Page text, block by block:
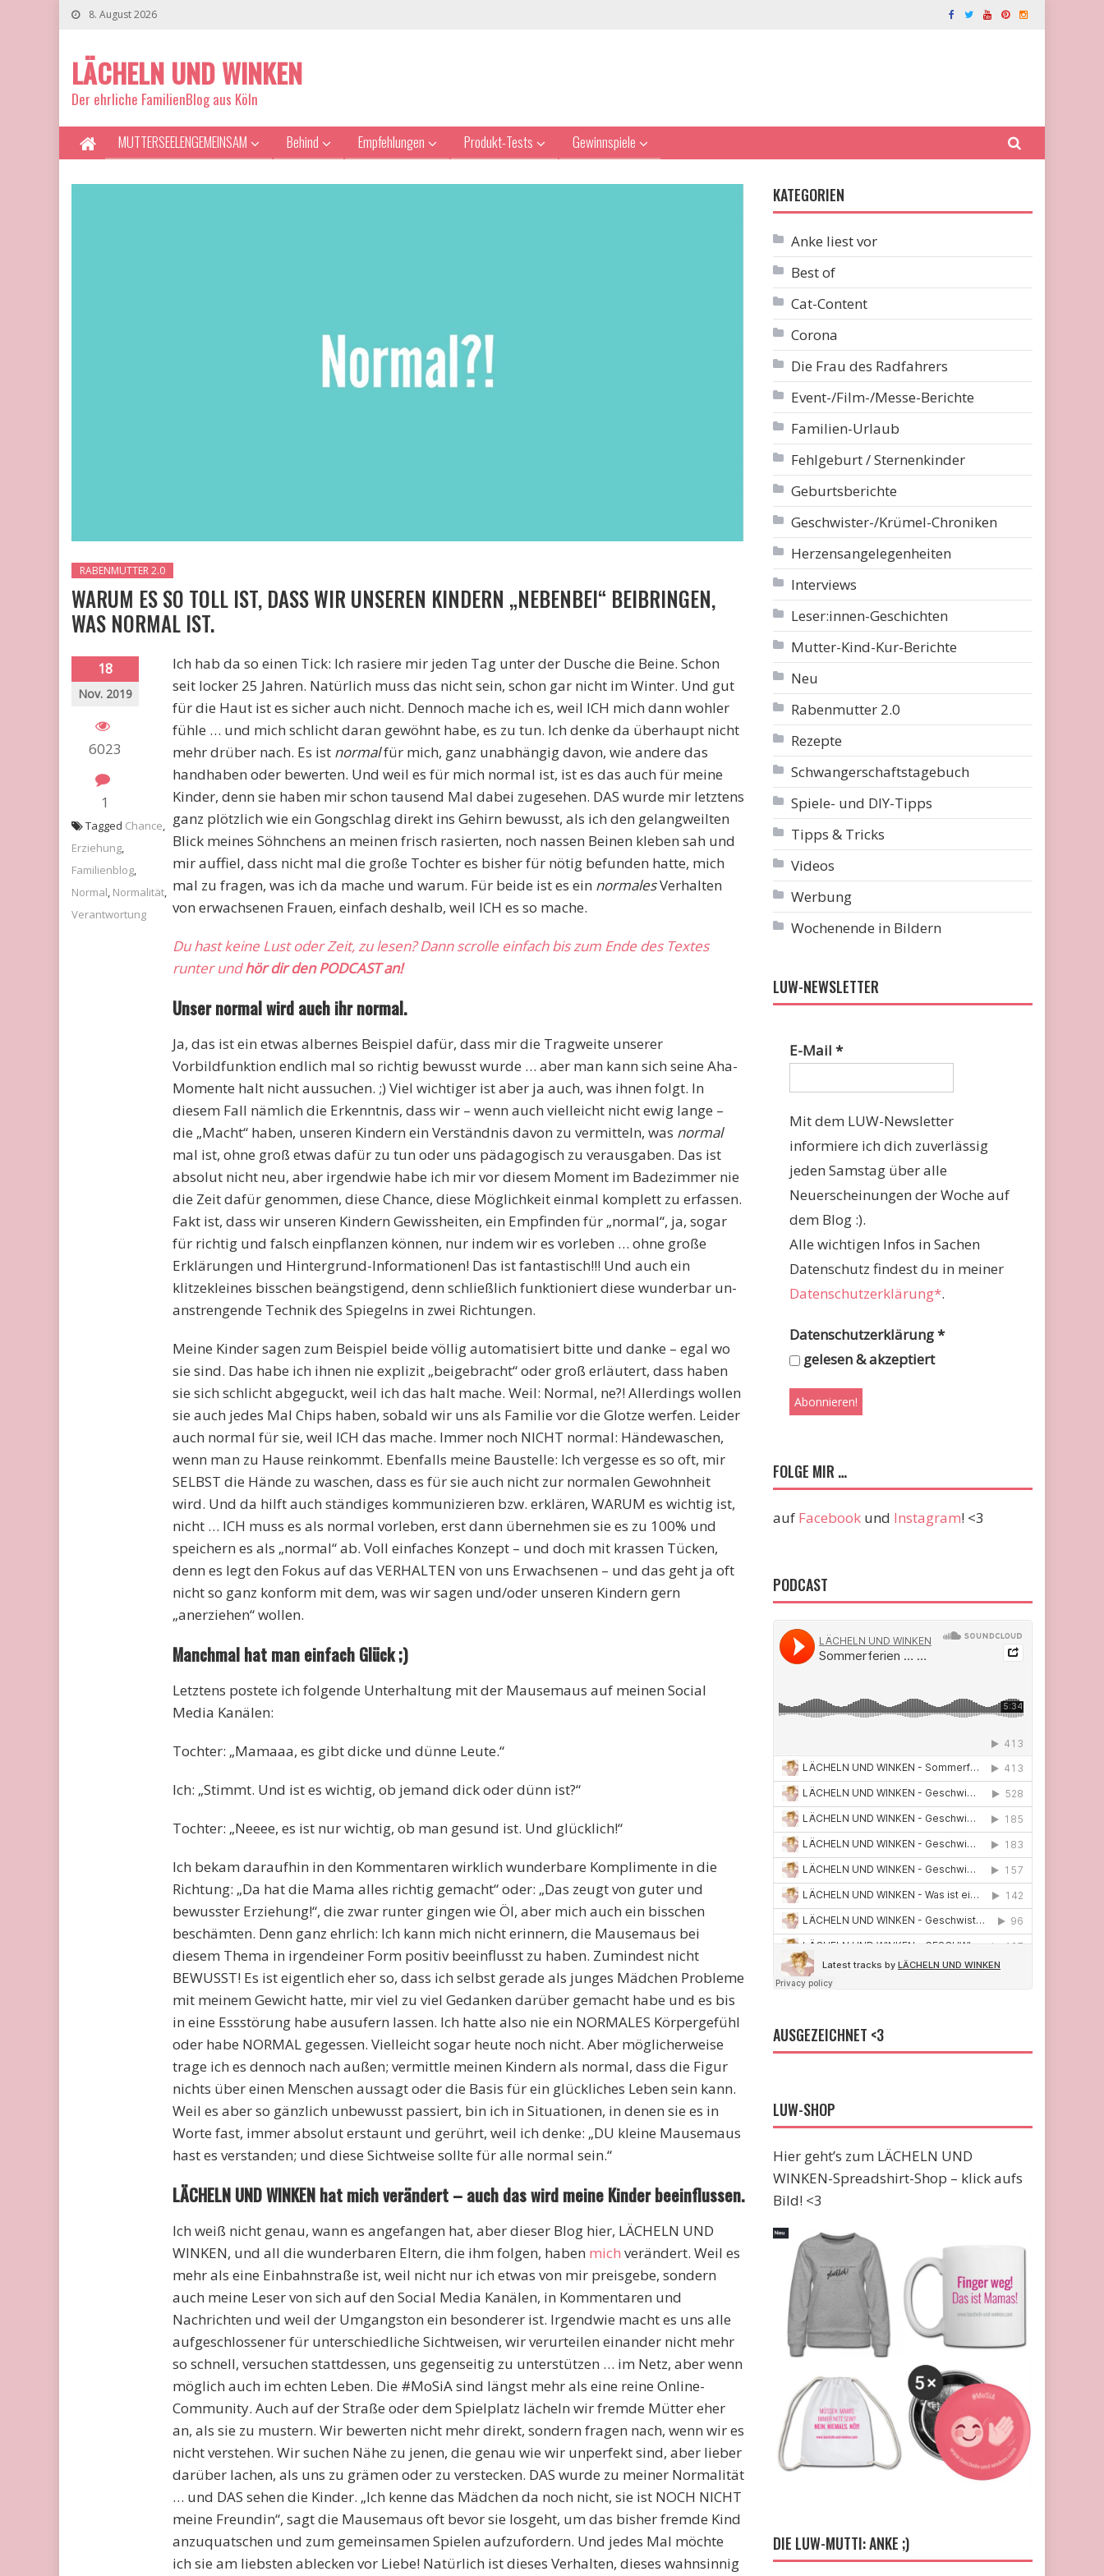
8. August 2026
LÄCHELN UND WINKEN
Der ehrliche FamilienBlog aus Köln
MUTTERSEELENGEMEINSAM Behind Empfehlungen Produkt-Tests Gewinnspiele
RABENMUTTER 2.0
WARUM ES SO TOLL IST, DASS WIR UNSEREN KINDERN „NEBENBEI“ BEIBRINGEN,
WAS NORMAL IST.
18
Nov. 2019
6023
1
Ich hab da so einen Tick: Ich rasiere mir jeden Tag unter der Dusche die Beine. Schon
seit locker 25 Jahren. Natürlich muss das nicht sein, schon gar nicht im Winter. Und gut
für die Haut ist es sicher auch nicht. Dennoch mache ich es, weil ICH mich dann wohler
fühle … und mich schlicht daran gewöhnt habe, es zu tun. Ich denke da überhaupt nicht
mehr drüber nach. Es ist normalfür mich, ganz unabhängig davon, wie andere das
handhaben oder bewerten. Und weil es für mich normal ist, ist es das auch für meine
Kinder, denn sie haben mir schon tausend Mal dabei zugesehen. DAS wurde mir letztens
ganz plötzlich wie ein Gongschlag direkt ins Gehirn bewusst, als ich den gelangweilten
Blick meines Söhnchens an meinen frisch rasierten, noch nassen Beinen kleben sah und
mir auffiel, dass nicht mal die große Tochter es bisher für nötig befunden hatte, mich
mal zu fragen, was ich da mache und warum. Für beide ist es ein normalesVerhalten
von erwachsenen Frauen,einfach deshalb, weil ICH es so mache.
Du hast keine Lust oder Zeit, zu lesen? Dann scrolle einfach bis zum Ende des Textes
runter undhör dir den PODCAST an!
Unser normal wird auch ihr normal.
Ja, das ist ein etwas albernes Beispiel dafür, dass mir die Tragweite unserer
Vorbildfunktion endlich mal so richtig bewusst wurde … aber man kann sich seine Aha-
Momente halt nicht aussuchen. ;) Viel wichtiger ist aber ja auch, was ihnen folgt. In
diesem Fall nämlich die Erkenntnis, dass wir – wenn auch vielleicht nicht ewig lange –
die „Macht“ haben, unseren Kindern ein Verständnis davon zu vermitteln, was normal
mal ist, ohne groß etwas dafür zu tun oder uns pädagogisch zu verausgaben. Das ist
absolut nicht neu, aber irgendwie habe ich mir vor diesem Moment im Badezimmer nie
die Zeit dafür genommen, diese Chance, diese Möglichkeit einmal komplett zu erfassen.
Fakt ist, dass wir unseren Kindern Gewissheiten, ein Empfinden für „normal“, ja, sogar
für richtig und falsch einpflanzen können, nur indem wir es vorleben … ohne große
Erklärungen und Hintergrund-Informationen! Das ist fantastisch!!! Und auch ein
klitzekleines bisschen beängstigend, denn schließlich funktioniert diese wunderbar un-
anstrengende Technik des Spiegelns in zwei Richtungen.
Meine Kinder sagen zum Beispiel beide völlig automatisiert bitte und danke – egal wo
sie sind. Das habe ich ihnen nie explizit „beigebracht“ oder groß erläutert, dass haben
sie sich schlicht abgeguckt, weil ich das halt mache. Weil: Normal, ne?! Allerdings wollen
sie auch jedes Mal Chips haben, sobald wir uns als Familie vor die Glotze werfen. Leider
auch normal für sie, weil ICH das mache. Immer noch NICHT normal: Händewaschen,
wenn man zu Hause reinkommt. Ebenfalls meine Baustelle: Ich vergesse es so oft, mir
SELBST die Hände zu waschen, dass es für sie auch nicht zur normalen Gewohnheit
wird. Und da hilft auch ständiges kommunizieren bzw. erklären, WARUM es wichtig ist,
nicht … ICH muss es als normal vorleben, erst dann übernehmen sie es zu 100% und
speichern es als „normal“ ab. Voll einfaches Konzept – und doch mit krassen Tücken,
denn es legt den Fokus auf das VERHALTEN von uns Erwachsenen – und das geht ja oft
nicht so ganz konform mit dem, was wir sagen und/oder unseren Kindern gern
„anerziehen“ wollen.
Manchmal hat man einfach Glück ;)
Letztens postete ich folgende Unterhaltung mit der Mausemaus auf meinen Social
Media Kanälen:
Tochter: „Mamaaa, es gibt dicke und dünne Leute.“
Ich: „Stimmt. Und ist es wichtig, ob jemand dick oder dünn ist?“
Tochter: „Neeee, es ist nur wichtig, ob man gesund ist. Und glücklich!“
Ich bekam daraufhin in den Kommentaren wirklich wunderbare Komplimente in die
Richtung: „Da hat die Mama alles richtig gemacht“ oder: „Das zeugt von guter und
bewusster Erziehung!“, die zwar runter gingen wie Öl, aber mich auch ein bisschen
beschämten. Denn ganz ehrlich: Ich kann mich nicht erinnern, die Mausemaus bei
diesem Thema in irgendeiner Form positiv beeinflusst zu haben. Zumindest nicht
BEWUSST! Es ist eigentlich eher so, dass ich selbst gerade als junges Mädchen Probleme
mit meinem Gewicht hatte, mir viel zu viel Gedanken darüber gemacht habe und es bis
in eine Essstörung habe ausufern lassen. Ich hatte also nie ein NORMALES Körpergefühl
oder habe NORMAL gegessen. Vielleicht sogar heute noch nicht. Aber möglicherweise
trage ich es dennoch nach außen; vermittle meinen Kindern als normal, dass die Figur
nichts über einen Menschen aussagt oder die Basis für ein glückliches Leben sein kann.
Weil es aber so gänzlich unbewusst passiert, bin ich in Situationen, in denen sie es in
Worte fast, immer absolut erstaunt und gerührt, weil ich denke: „DU kleine Mausemaus
hast es verstanden; und diese Sichtweise sollte für alle normal sein.“
LÄCHELN UND WINKEN hat mich verändert – auch das wird meine Kinder beeinflussen.
Ich weiß nicht genau, wann es angefangen hat, aber dieser Blog hier, LÄCHELN UND
WINKEN, und all die wunderbaren Eltern, die ihm folgen, haben mich verändert. Weil es
mehr als eine Einbahnstraße ist, weil nicht nur ich etwas von mir preisgebe, sondern
auch meine Leser von sich auf den Social Media Kanälen, in Kommentaren und
Nachrichten und weil der Umgangston ein besonderer ist. Irgendwie macht es uns alle
aufgeschlossener für unterschiedliche Sichtweisen, wir verurteilen einander nicht mehr
so schnell, versuchen stattdessen, uns gegenseitig zu unterstützen … im Netz, aber wenn
möglich auch im echten Leben. Die #MoSiA sind längst mehr als eine reine Online-
Community. Auch auf der Straße oder dem Spielplatz lächeln wir fremde Mütter eher
an, als sie zu mustern. Wir bewerten nicht mehr direkt, sondern fragen nach, wenn wir es
nicht verstehen. Wir suchen Nähe zu jenen, die genau wie wir unperfekt sind, aber lieber
darüber lachen, als uns zu grämen oder zu verstecken. DAS wurde zu meiner Normalität
… und DAS sehen die Kinder. „Ich kenne das Mädchen da noch nicht, sie ist NOCH NICHT
meine Freundin“, sagt die Mausemaus oft bevor sie losgeht, um das bisher fremde Kind
anzuquatschen und zum gemeinsamen Spielen aufzufordern. Und jedes Mal möchte
ich sie am liebsten ablecken vor Liebe! Natürlich ist dieses Verhalten, dieses wahnsinnig
Tagged Chance
Erziehung
Familienblog
Normal Normalität
Verantwortung
KATEGORIEN
Anke liest vor
Best of
Cat-Content
Corona
Die Frau des Radfahrers
Event-/Film-/Messe-Berichte
Familien-Urlaub
Fehlgeburt / Sternenkinder
Geburtsberichte
Geschwister-/Krümel-Chroniken
Herzensangelegenheiten
Interviews
Leser:innen-Geschichten
Mutter-Kind-Kur-Berichte
Neu
Rabenmutter 2.0
Rezepte
Schwangerschaftstagebuch
Spiele- und DIY-Tipps
Tipps & Tricks
Videos
Werbung
Wochenende in Bildern
LUW-NEWSLETTER
E-Mail*
Mit dem LUW-Newsletter
informiere ich dich zuverlässig
jeden Samstag über alle
Neuerscheinungen der Woche auf
dem Blog :).
Alle wichtigen Infos in Sachen
Datenschutz findest du in meiner
Datenschutzerklärung*.
Datenschutzerklärung*
gelesen & akzeptiert
FOLGE MIR …
auf Facebook und Instagram! <3
PODCAST
AUSGEZEICHNET <3
LUW-SHOP
Hier geht’s zum LÄCHELN UND
WINKEN-Spreadshirt-Shop – klick aufs
Bild! <3
DIE LUW-MUTTI: ANKE ;)